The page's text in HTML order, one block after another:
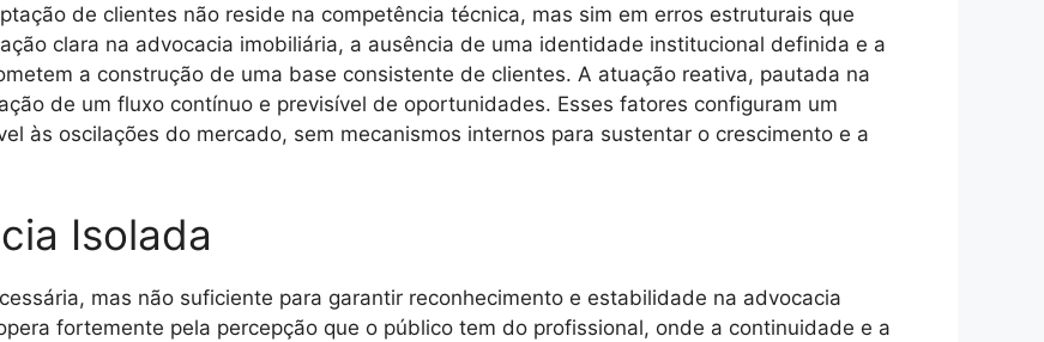
de clientes não reside na competência técnica, mas sim em erros estruturais que
clara na advocacia imobiliária, a ausência de uma identidade institucional definida e a
a construção de uma base consistente de clientes. A atuação reativa, pautada na
de um fluxo contínuo e previsível de oportunidades. Esses fatores configuram um
às oscilações do mercado, sem mecanismos internos para sustentar o crescimento e a
Isolada
mas não suficiente para garantir reconhecimento e estabilidade na advocacia
fortemente pela percepção que o público tem do profissional, onde a continuidade e a